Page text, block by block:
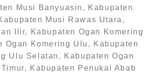
Musi Banyuasin, Kabupaten
Musi Rawas Utara,
Ilir, Kabupaten Ogan Komering
Ogan Komering Ulu, Kabupaten
Ulu Selatan, Kabupaten Ogan
Kabupaten Penukal Abab